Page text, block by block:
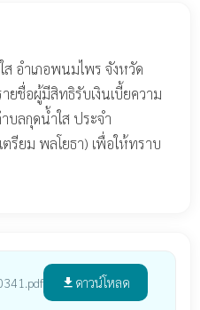
อำเภอพนมไพร จังหวัด
ยชื่อผู้มีสิทธิรับเงินเบี้ยความ
บลกุดน้ำใส ประจำ
รียม พลโยธา) เพื่อให้ทราบ
file_download ดาวน์โหลด